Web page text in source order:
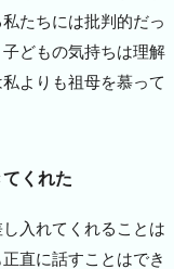
たちには批判的だっ
どもの気持ちは理解
よりも祖母を慕って
くれた
入れてくれることは
直に話すことはでき